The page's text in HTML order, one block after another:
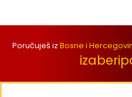
Poručuješ iz Bosne i